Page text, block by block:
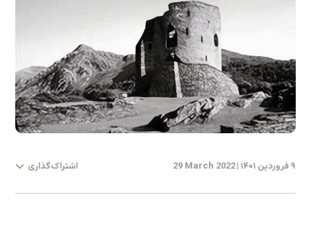
اشتراک‌گذاری ۹ فروردین ۱۴۰۱ |
29 March 2022